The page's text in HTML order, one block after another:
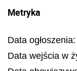
Metryka
Data ogłoszenia:
Data wejścia w